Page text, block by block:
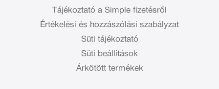
Tájékoztató a Simple fizetésről
Értékelési és hozzászólási szabályzat
Süti tájékoztató
Süti beállítások
Árkötött termékek